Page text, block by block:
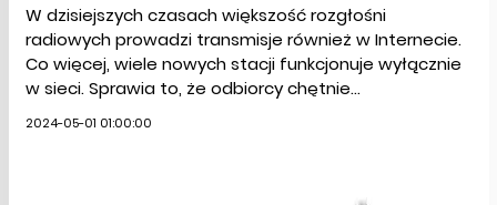
W dzisiejszych czasach większość rozgłośni
radiowych prowadzi transmisje również w Internecie.
Co więcej, wiele nowych stacji funkcjonuje wyłącznie
w sieci. Sprawia to, że odbiorcy chętnie...
2024-05-01 01:00:00